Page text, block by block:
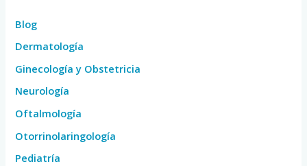
Blog
Dermatología
Ginecología y Obstetricia
Neurología
Oftalmología
Otorrinolaringología
Pediatría